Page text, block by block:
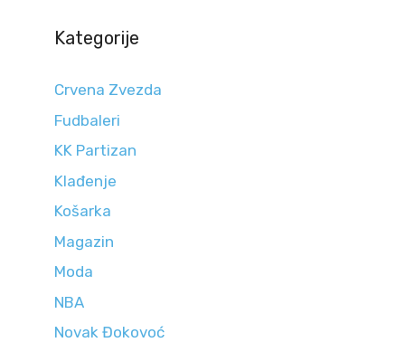
Kategorije
Crvena Zvezda
Fudbaleri
KK Partizan
Klađenje
Košarka
Magazin
Moda
NBA
Novak Đokovoć